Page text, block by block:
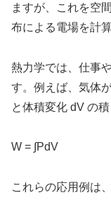
ますが、これを空
布による電場を計
熱力学では、仕事
す。例えば、気体
と体積変化 dV の
W = ∫PdV
これらの応用例は